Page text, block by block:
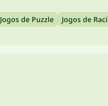
Jogos de Puzzle Jogos de